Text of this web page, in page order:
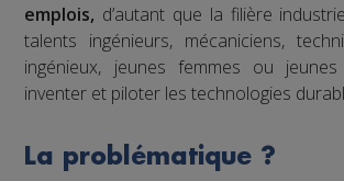
emplois, d’autant que la filière
talents ingénieurs, mécaniciens,
ingénieux, jeunes femmes ou
inventer et piloter les technologies
La problématique ?